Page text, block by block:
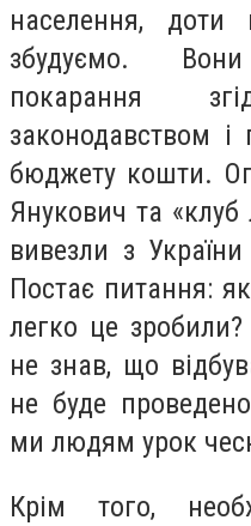
населення,
збудуємо.
покарання
законодавством і
бюджету кошти.
Янукович та «клуб
вивезли з
Постає питання:
легко це
не знав, що
не буде
ми людям урок
Крім того,